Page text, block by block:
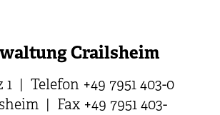
Crailsheim
| Telefon +49 7951 403-0
| Fax +49 7951 403-